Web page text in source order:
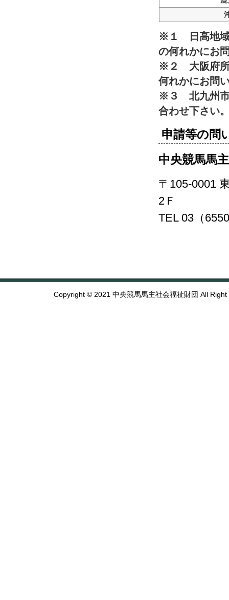
※１ 日高地域
の何れかにお
※２ 大阪府所
何れかにお問
※３ 北九州市
合わせ下さい
申請等の問
中央競馬馬
〒105-0001
2Ｆ
TEL 03（
Copyright © 2021 中央競馬馬主社会福祉財団 All